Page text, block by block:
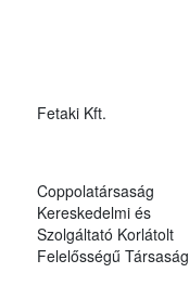
Fetaki Kft.
Coppolatársaság
Kereskedelmi és
Szolgáltató Korlátolt
Felelősségű Társaság